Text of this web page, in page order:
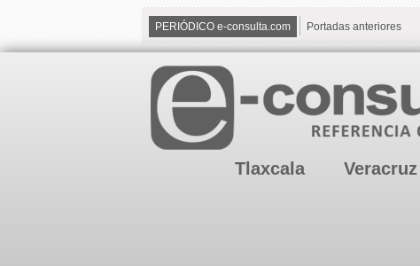
PERIÓDICO e-consulta.com Portadas anteriores
Tlaxcala Veracruz